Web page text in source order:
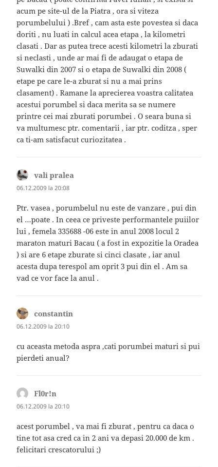
acum pe site-ul de la Piatra , ora si viteza
porumbelului ) .Bref , cam asta este povestea si daca
doriti , nu luati in calcul acea etapa , la kilometri
clasati . Dar as putea trece acesti kilometri la zburati
si neclasti , unde ar mai fi de adaugat o etapa de
Suwalki din 2007 si o etapa de Suwalki din 2008 (
etape pe care le-a zburat si nu a mai prins
clasament) . Ramane la aprecierea voastra calitatea
acestui porumbel si daca merita sa se numere
printre cei mai zburati porumbei . O seara buna si
va multumesc ptr. comentarii , iar ptr. coditza , sper
ca ti-am satisfacut curiozitatea .
vali pralea
06.12.2009 la 20:08
Ptr. vasea , porumbelul nu este de vanzare , pui din
el …poate . In ceea ce priveste performantele puiilor
lui , femela 335688 -06 este in anul 2008 locul 2
maraton maturi Bacau ( a fost in expozitie la Oradea
) si are 6 etape zburate si cinci clasate , iar anul
acesta dupa terespol am oprit 3 pui din el . Am sa
vad ce vor face la anul .
constantin
06.12.2009 la 20:10
cu aceasta metoda aspra ,cati porumbei maturi si pui
pierdeti anual?
Fl0r!n
06.12.2009 la 20:10
acest porumbel , va mai fi zburat , pentru ca daca o
tine tot asa cred ca in 2 ani va depasi 20.000 de km .
felicitari crescatorului ;)